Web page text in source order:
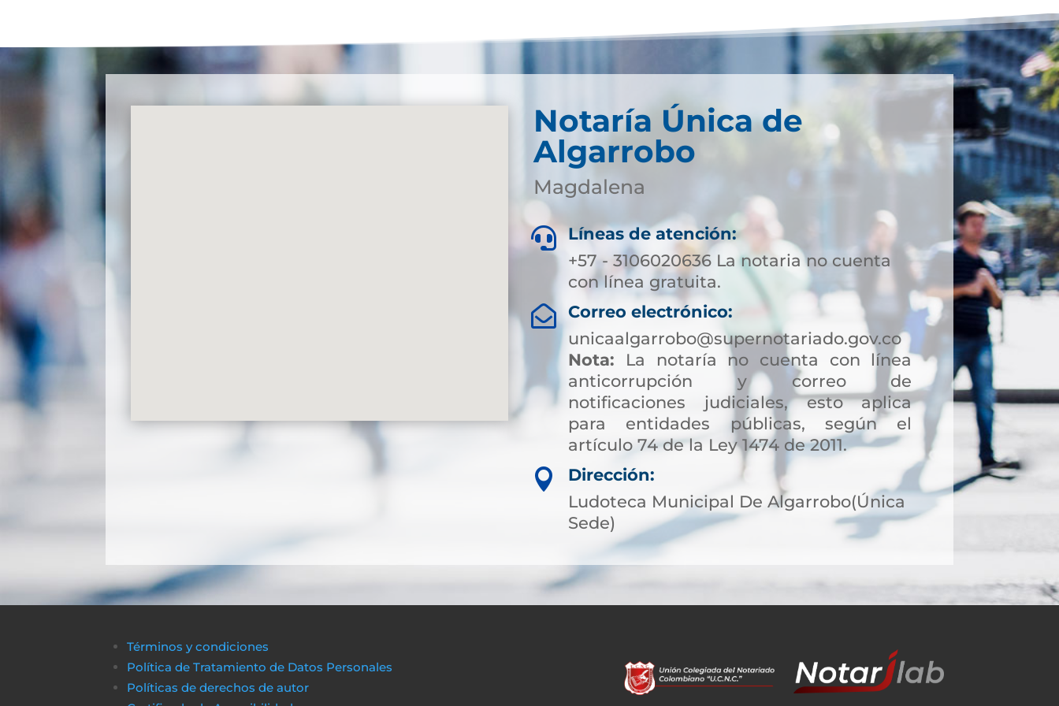
Notaría Única de
Algarrobo
Magdalena
 Líneas de atención:
+57 - 3106020636 La notaria no cuenta
con línea gratuita.

Correo electrónico:
unicaalgarrobo@supernotariado.gov.co
Nota: La notaría no cuenta con línea
anticorrupción y correo de
notificaciones judiciales, esto aplica
para entidades públicas, según el
artículo 74 de la Ley 1474 de 2011.

Dirección:
Ludoteca Municipal De Algarrobo(Única
Sede)
Términos y condiciones
Política de Tratamiento de Datos Personales
Políticas de derechos de autor